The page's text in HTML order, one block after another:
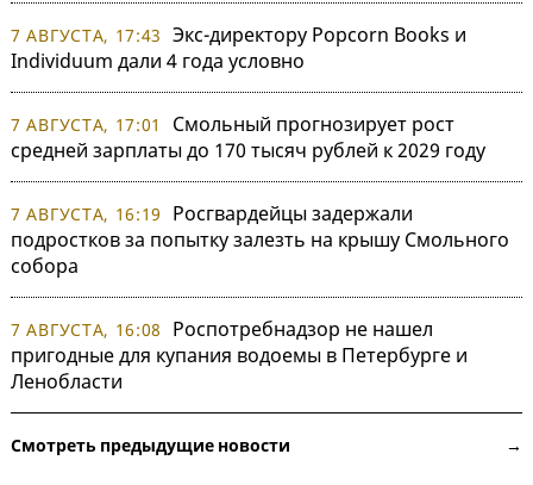
7 АВГУСТА, 17:43 Экс-директору Popcorn Books и
Individuum дали 4 года условно
7 АВГУСТА, 17:01
Смольный прогнозирует рост
средней зарплаты до 170 тысяч рублей к 2029 году
7 АВГУСТА, 16:19
Росгвардейцы задержали
подростков за попытку залезть на крышу Смольного
собора
7 АВГУСТА, 16:08
Роспотребнадзор не нашел
пригодные для купания водоемы в Петербурге и
Ленобласти
Смотреть предыдущие новости →